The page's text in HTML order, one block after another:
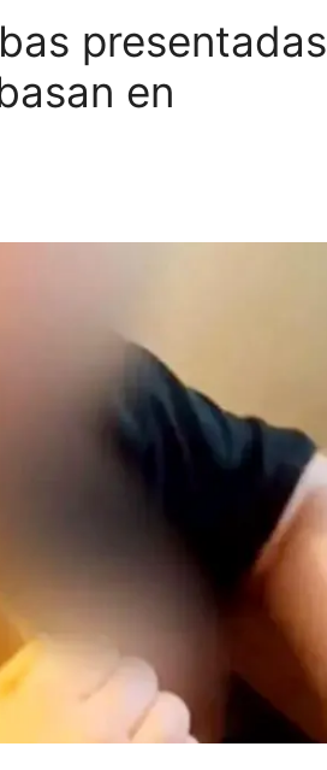
presentadas
en